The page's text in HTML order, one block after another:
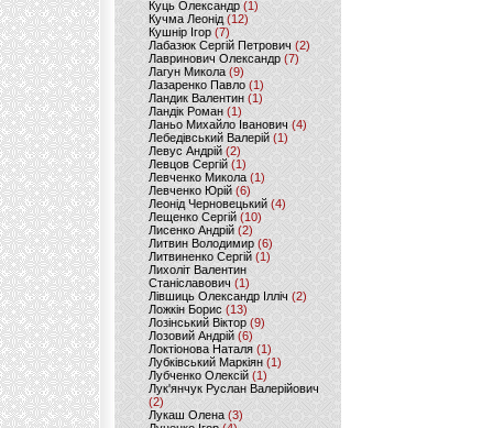
Куць Олександр (1)
Кучма Леонід (12)
Кушнір Ігор(7)
Лабазюк Сергій Петрович (2)
Лавринович Олександр(7)
Лагун Микола(9)
Лазаренко Павло (1)
Ландик Валентин (1)
Ландік Роман (1)
Ланьо Михайло Іванович(4)
Лебедівський Валерій(1)
Левус Андрій(2)
Левцов Сергій (1)
Левченко Микола (1)
Левченко Юрій (6)
Леонід Черновецький (4)
Лещенко Сергій (10)
Лисенко Андрій (2)
Литвин Володимир (6)
Литвиненко Сергій (1)
Лихоліт Валентин
Станіславович (1)
Лівшиць Олександр Ілліч (2)
Ложкін Борис(13)
Лозінський Віктор(9)
Лозовий Андрій (6)
Локтіонова Наталя (1)
Лубківський Маркіян(1)
Лубченко Олексій (1)
Лук'янчук Руслан Валерійович
(2)
Лукаш Олена (3)